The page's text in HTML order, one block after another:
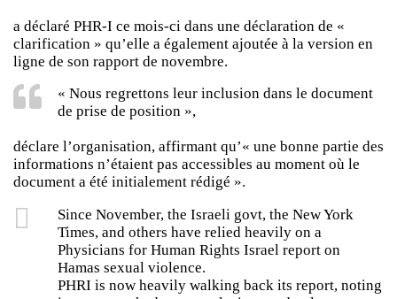
a déclaré PHR-I ce mois-ci dans une déclaration de «
clarification » qu’elle a également ajoutée à la version en
ligne de son rapport de novembre.
« Nous regrettons leur inclusion dans le document
de prise de position »,
déclare l’organisation, affirmant qu’« une bonne partie des
informations n’étaient pas accessibles au moment où le
document a été initialement rédigé ».
Since November, the Israeli govt, the New York
Times, and others have relied heavily on a
Physicians for Human Rights Israel report on
Hamas sexual violence.
PHRI is now heavily walking back its report, noting